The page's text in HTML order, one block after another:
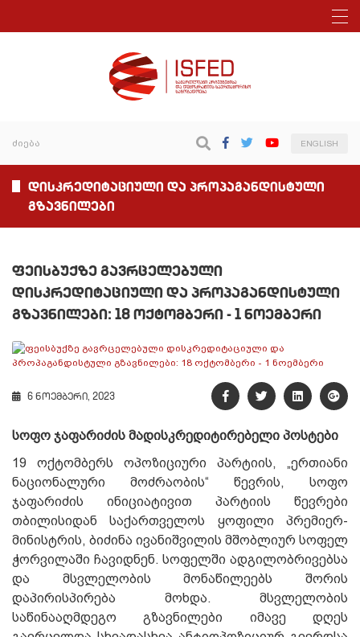
ENGLISH
დისკრედიტაციული და პროპაგანდისტული
გზავნილები
ფეისბუქზე გავრცელებული
დისკრედიტაციული და პროპაგანდისტული
გზავნილები: 18 ოქტომბერი - 1 ნოემბერი
6 ნოემბერი, 2023
სოფო ჯაფარიძის მადისკრედიტირებელი პოსტები
19 ოქტომბერს ოპოზიციური პარტიის, „ერთიანი
ნაციონალური მოძრაობის“ წევრის, სოფო
ჯაფარიძის ინიციატივით პარტიის წევრები
თბილისიდან საქართველოს ყოფილი პრემიერ-
მინისტრის, ბიძინა ივანიშვილის მშობლიურ სოფელ
ჭორვილაში ჩავიდნენ. სოფელში ადგილობრივებსა
და მსვლელობის მონაწილეებს შორის
დაპირისპირება მოხდა. მსვლელობის
საწინააღმდეგო გზავნილები იმავე დღეს